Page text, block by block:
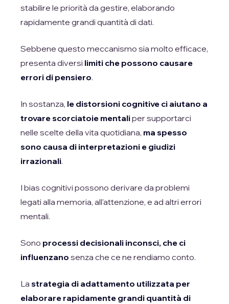
stabilire le priorità da gestire, elaborando
rapidamente grandi quantità di dati.
Sebbene questo meccanismo sia molto efficace,
presenta diversi limiti che possono causare
errori di pensiero.
In sostanza, le distorsioni cognitive ci aiutano a
trovare scorciatoie mentaliper supportarci
nelle scelte della vita quotidiana, ma spesso
sono causa di interpretazioni e giudizi
irrazionali.
I bias cognitivi possono derivare da problemi
legati alla memoria, all'attenzione, e ad altri errori
mentali.
Sono processi decisionali inconsci, che ci
influenzano senza che ce ne rendiamo conto.
La strategia di adattamento utilizzata per
elaborare rapidamente grandi quantità di